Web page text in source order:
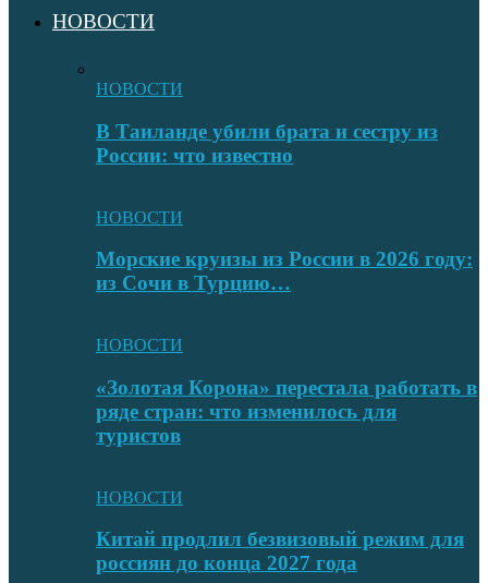
НОВОСТИ
НОВОСТИ
В Таиланде убили брата и сестру из
России: что известно
НОВОСТИ
Морские круизы из России в 2026 году:
из Сочи в Турцию…
НОВОСТИ
«Золотая Корона» перестала работать в
ряде стран: что изменилось для
туристов
НОВОСТИ
Китай продлил безвизовый режим для
россиян до конца 2027 года